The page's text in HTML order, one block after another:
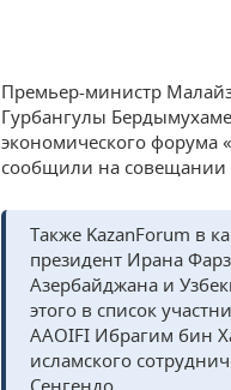
Премьер-министр
Гурбангулы
экономического форума
сообщили на совещании
Также KazanForum в
президент Ирана
Азербайджана и
этого в список
AAOIFI Ибрагим бин
исламского